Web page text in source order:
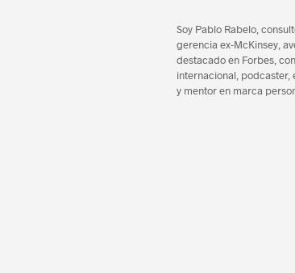
Li
n
k
A
p
p
Soy Pablo Rabelo,
gerencia ex-McKinsey,
destacado en Forbes,
internacional, podcaster,
y mentor en marca